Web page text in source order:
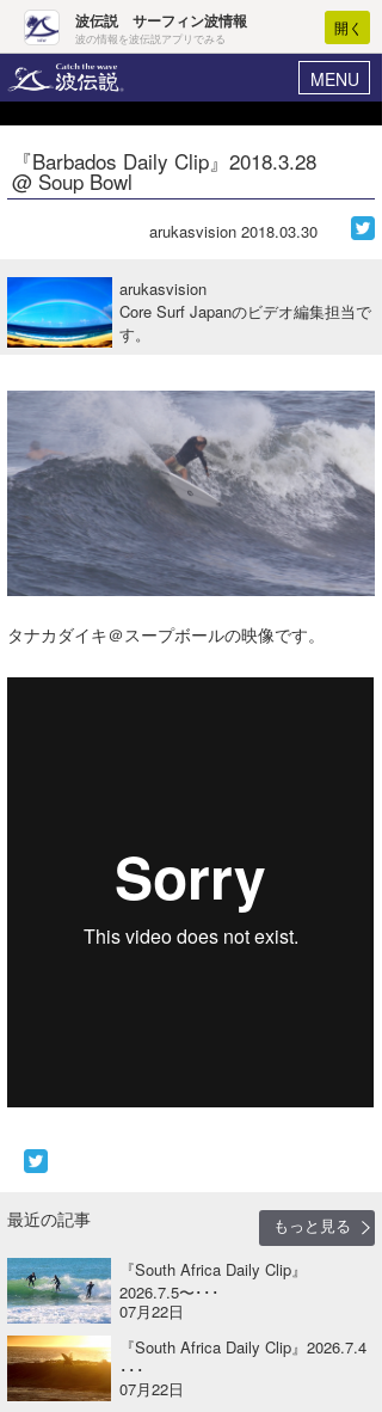
波伝説 サーフィン波情報
波の情報を波伝説アプリでみる
開く
MENU
ヘルプ マイホーム
ログイン
波情報･概況
WAVE HUNTER 波予想ツール
ニュース
サーフィンエリアガイド
会員メニュー
今月のプレゼント
『Barbados Daily Clip』2018.3.28
@ Soup Bowl
arukasvision 2018.03.30
arukasvision
Core Surf Japanのビデオ編集担当で
す。
タナカダイキ＠スープボールの映像です。
最近の記事
もっと見る
『South Africa Daily Clip』
2026.7.5〜･･･
07月22日
『South Africa Daily Clip』2026.7.4
･･･
07月22日
Core Surf Japan
アート＆エンタメ
トラベル
ショップ情報
ショップ情報
湘南
千葉北
伊豆
ウラナミ
お知らせ
その他
Yoshiyuki Obata
arukasvision
DELTA FORCE SURF
WAVAL
中浦“JET”章
嵯峨明日香
進士剛光
☆加藤
+☆maki☆+
Aichan
波伝説